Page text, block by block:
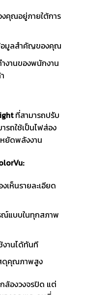
คุณอยู่ภายใต้การ
มูลสำคัญของคุณ
งานของพนักงาน
ที่สามารถปรับ
รถใช้เป็นไฟส่อง
ยัดพลังงาน
เห็นรายละเอียด
แบบในทุกสภาพ
านได้ทันที
คุณภาพสูง
ล้องวงจรปิด แต่